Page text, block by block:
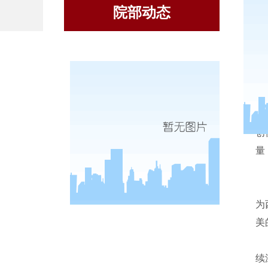
院部动态
创
量
为
美
续